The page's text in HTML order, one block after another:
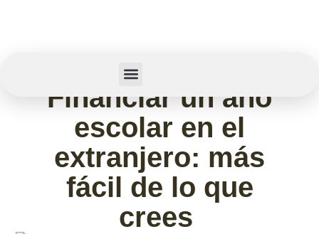
mayo 25, 2026
Financiar un año
escolar en el
extranjero: más
fácil de lo que
crees